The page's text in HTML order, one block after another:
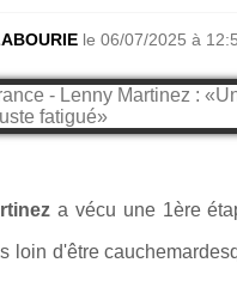
le 06/07/2025 à
a vécu une 1ère
loin d'être